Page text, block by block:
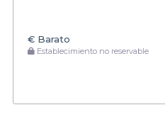
€ Barato
Establecimiento no reservable